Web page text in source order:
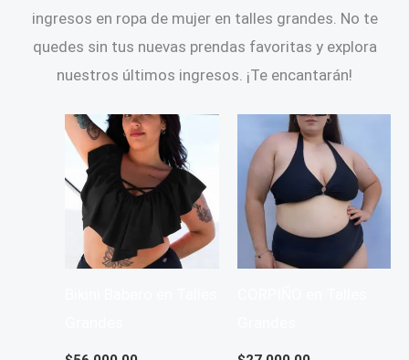
ingresos en ropa de mujer en talles grandes. No te
quedes sin tus nuevas prendas favoritas y explora
nuestros últimos ingresos. ¡Te encantarán!